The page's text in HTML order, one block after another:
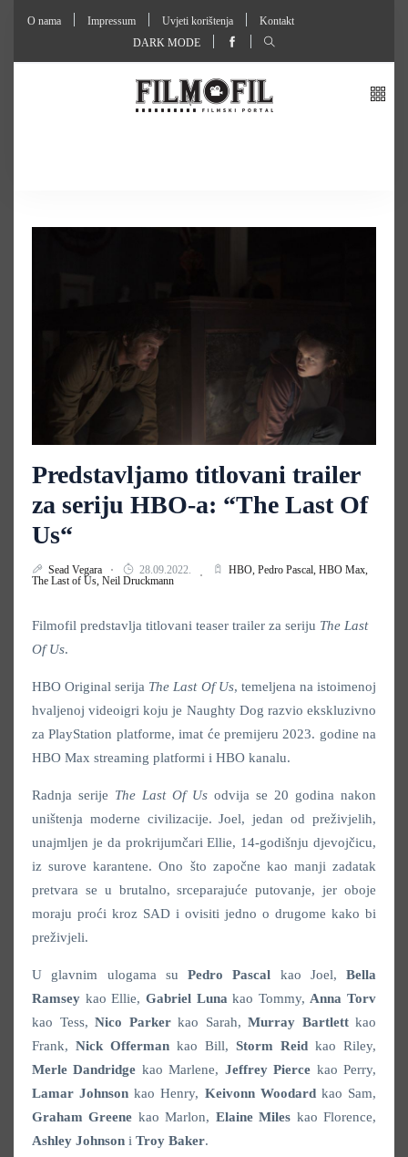
O nama Impressum Uvjeti korištenja
Kontakt
DARK MODE
Predstavljamo titlovani trailer
za seriju HBO-a: “The Last Of
Us“
Sead Vegara 28.09.2022. HBO, Pedro Pascal, HBO Max,
The Last of Us, Neil Druckmann
Filmofil predstavlja titlovani teaser trailer za seriju Тhe Last
Of Us.
HBO Original serija Тhe Last Of Us, temeljena na istoimenoj
hvaljenoj videoigri koju je Naughty Dog razvio ekskluzivno
za PlayStation platforme, imat će premijeru 2023. godine na
HBO Max streaming platformi i HBO kanalu.
Radnja serije Тhe Last Of Us odvija se 20 godina nakon
uništenja moderne civilizacije. Joel, jedan od preživjelih,
unajmljen je da prokrijumčari Ellie, 14-godišnju djevojčicu,
iz surove karantene. Ono što započne kao manji zadatak
pretvara se u brutalno, srceparajuće putovanje, jer oboje
moraju proći kroz SAD i ovisiti jedno o drugome kako bi
preživjeli.
U glavnim ulogama su Pedro Pascal kao Joel, Bella
Ramsey kao Ellie, Gabriel Luna kao Tommy, Anna Torv
kao Tess, Nico Parkerkao Sarah, Murray Bartlettkao
Frank, Nick Offerman kao Bill, Storm Reid kao Riley,
Merle Dandridge kao Marlene, Jeffrey Pierce kao Perry,
Lamar Johnson kao Henry, Keivonn Woodardkao Sam,
Graham Greene kao Marlon, Elaine Miles kao Florence,
Ashley Johnson i Troy Baker.